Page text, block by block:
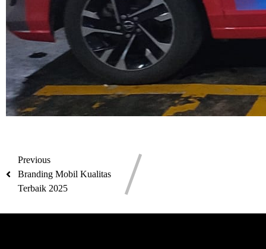
Previous
Branding Mobil Kualitas
Terbaik 2025